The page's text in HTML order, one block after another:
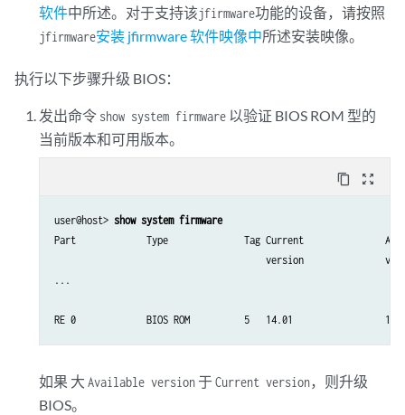
软件中所述。对于支持该jfirmware功能的设备，请按照
jfirmware安装 jfirmware 软件映像中所述安装映像。
执行以下步骤升级 BIOS：
发出命令 show system firmware 以验证 BIOS ROM 型的
当前版本和可用版本。
content_copy zoom_out_map
user@host> show system firmware
Part             Type              Tag Current
version
...
RE 0             BIOS ROM          5   14.01
如果 大Available version 于Current version，则升级
BIOS。